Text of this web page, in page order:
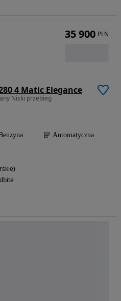
4 Matic Elegance
Niski przebieg
Automatyczna
35 900 PLN